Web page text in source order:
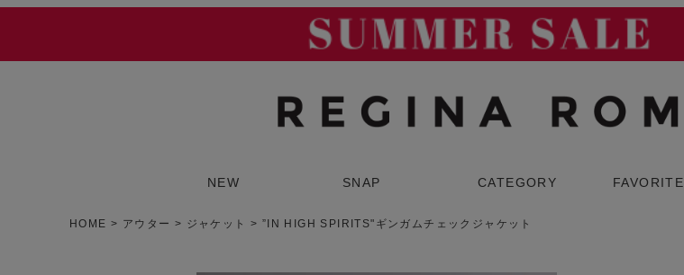
NEW SNAP CATEGORY FAVORITE
HOME アウター ジャケット ”IN HIGH SPIRITS"ギンガムチェックジャケット